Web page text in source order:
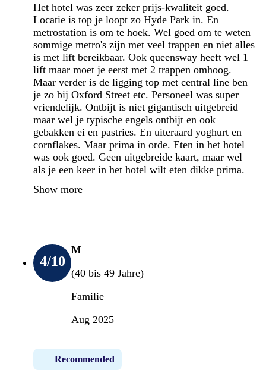
Het hotel was zeer zeker prijs-kwaliteit goed.
Locatie is top je loopt zo Hyde Park in. En
metrostation is om te hoek. Wel goed om te weten
sommige metro's zijn met veel trappen en niet alles
is met lift bereikbaar. Ook queensway heeft wel 1
lift maar moet je eerst met 2 trappen omhoog.
Maar verder is de ligging top met central line ben
je zo bij Oxford Street etc. Personeel was super
vriendelijk. Ontbijt is niet gigantisch uitgebreid
maar wel je typische engels ontbijt en ook
gebakken ei en pastries. En uiteraard yoghurt en
cornflakes. Maar prima in orde. Eten in het hotel
was ook goed. Geen uitgebreide kaart, maar wel
als je een keer in het hotel wilt eten dikke prima.
Show more
4/10
M
(40 bis 49 Jahre)
Familie
Aug 2025
Recommended